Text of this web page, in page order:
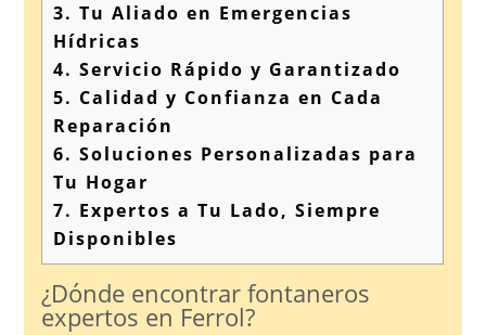
3. Tu Aliado en Emergencias
Hídricas
4. Servicio Rápido y Garantizado
5. Calidad y Confianza en Cada
Reparación
6. Soluciones Personalizadas para
Tu Hogar
7. Expertos a Tu Lado, Siempre
Disponibles
¿Dónde encontrar fontaneros
expertos en Ferrol?